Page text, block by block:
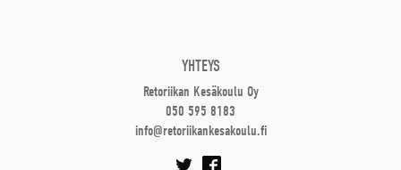
YHTEYS
Retoriikan Kesäkoulu Oy
050 595 8183
info@retoriikankesakoulu.fi